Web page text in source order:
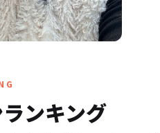
ンキング